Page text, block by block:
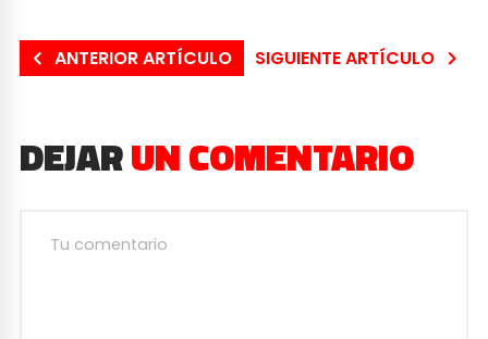
ANTERIOR ARTÍCULO SIGUIENTE ARTÍCULO
DEJARUN COMENTARIO